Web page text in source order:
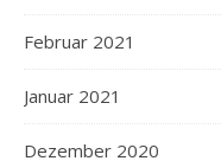
Februar 2021
Januar 2021
Dezember 2020